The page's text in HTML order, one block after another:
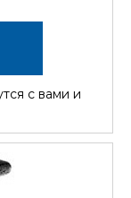
с вами и